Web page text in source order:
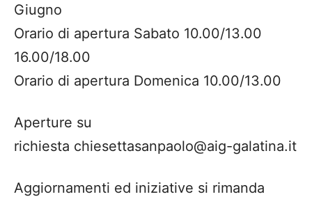
Giugno
Orario di apertura Sabato 10.00/13.00
16.00/18.00
Orario di apertura Domenica 10.00/13.00
Aperture su
richiesta chiesettasanpaolo@aig-galatina.it
Aggiornamenti ed iniziative si rimanda